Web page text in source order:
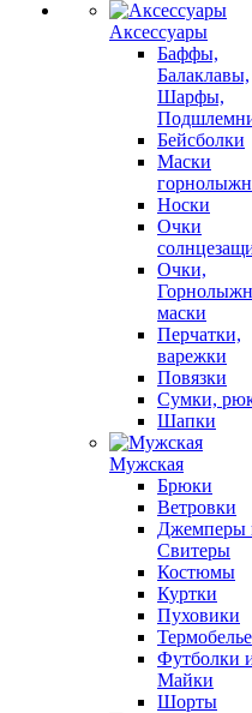
Аксессуары
Баффы,
Балаклавы,
Шарфы,
Бейсболки
Маски
Носки
Очки
Очки,
маски
Перчатки,
варежки
Повязки
Сумки,
Шапки
Мужская
Брюки
Ветровки
Джемперы
Свитеры
Костюмы
Куртки
Пуховики
Термобелье
Футболки
Майки
Шорты